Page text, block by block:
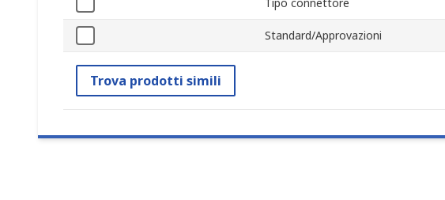
Standard/Approvazioni
Trova prodotti simili